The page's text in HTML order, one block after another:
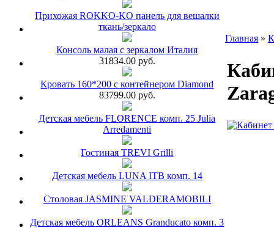
Прихожая ROKKO-KO панель для вешалки
ткань/зеркало
Консоль малая с зеркалом Италия
31834.00 руб.
Кровать 160*200 с контейнером Diamond
83799.00 руб.
Детская мебель FLORENCE комп. 25 Julia
Arredamenti
Гостиная TREVI Grilli
Детская мебель LUNA ITB комп. 14
Столовая JASMINE VALDERAMOBILI
Детская мебель ORLEANS Granducato комп. 3
Главная »